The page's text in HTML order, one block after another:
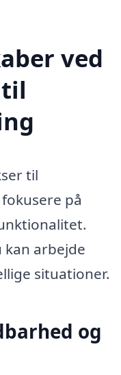
ved
til
på
kan arbejde
situationer.
og